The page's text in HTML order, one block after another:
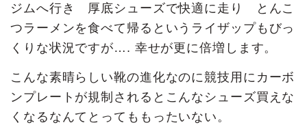
ジムへ行き 厚底シューズで快適に走り とんこ
つラーメンを食べて帰るというライザップもびっ
くりな状況ですが…. 幸せが更に倍増します。
こんな素晴らしい靴の進化なのに競技用にカーボ
ンプレートが規制されるとこんなシューズ買えな
くなるなんてとってももったいない。